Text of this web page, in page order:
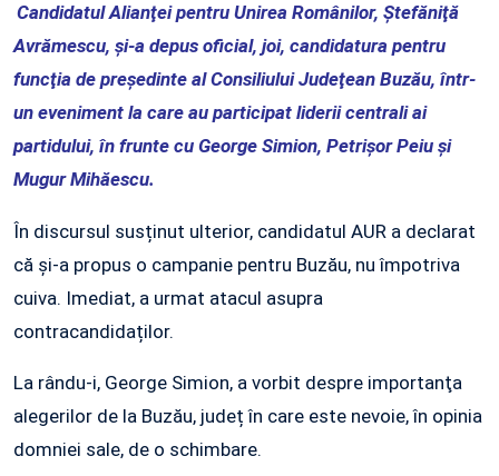
Candidatul Alianţei pentru Unirea Românilor, Ştefăniţă
Avrămescu, şi-a depus oficial, joi, candidatura pentru
funcţia de preşedinte al Consiliului Judeţean Buzău, într-
un eveniment la care au participat liderii centrali ai
partidului, în frunte cu George Simion, Petrişor Peiu şi
Mugur Mihăescu.
În discursul susținut ulterior, candidatul AUR a declarat
că și-a propus o campanie pentru Buzău, nu împotriva
cuiva. Imediat, a urmat atacul asupra
contracandidaților.
La rându-i, George Simion, a vorbit despre importanţa
alegerilor de la Buzău, județ în care este nevoie, în opinia
domniei sale, de o schimbare.